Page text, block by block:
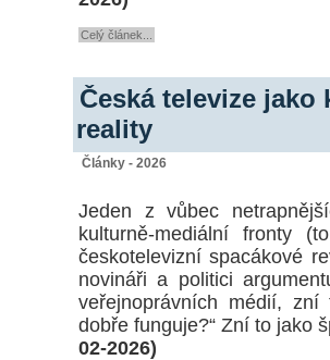
Celý článek...
Česká televize jako
reality
Články - 2026
Jeden z vůbec
kulturně-mediální fronty
českotelevizní spacákové
novináři a politici
veřejnoprávních médií,
dobře funguje?“ Zní to jako
02-2026)